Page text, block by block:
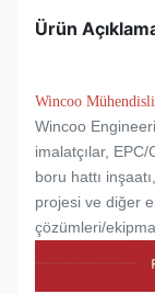
Ürün
Wincoo
Wincoo
imalatçılar,
boru hattı
projesi ve diğer
çözümleri/